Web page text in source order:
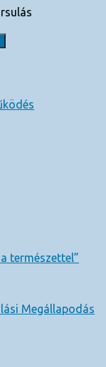
természettel”
Megállapodás